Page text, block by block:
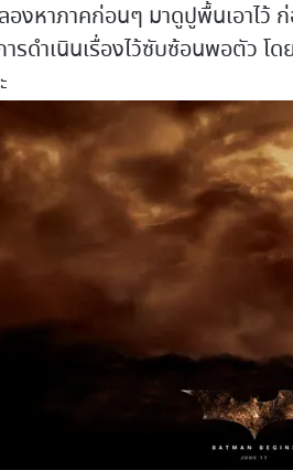
องหาภาคก่อนๆ มาดูปูพื้นเอาไว้
ารดำเนินเรื่องไว้ซับซ้อนพอตัว